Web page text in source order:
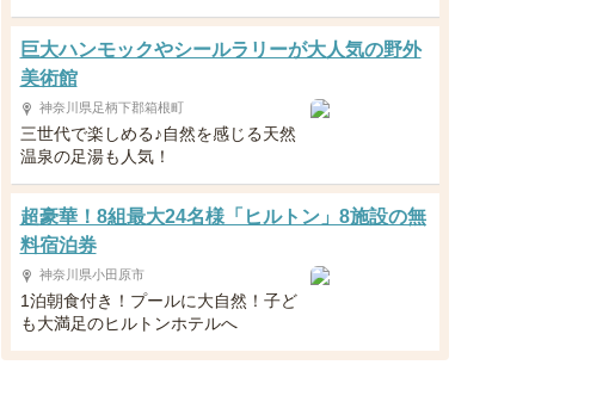
巨大ハンモックやシールラリーが大人気の野外
美術館
神奈川県足柄下郡箱根町
三世代で楽しめる♪自然を感じる天然
温泉の足湯も人気！
超豪華！8組最大24名様「ヒルトン」8施設の無
料宿泊券
神奈川県小田原市
1泊朝食付き！プールに大自然！子ど
も大満足のヒルトンホテルへ